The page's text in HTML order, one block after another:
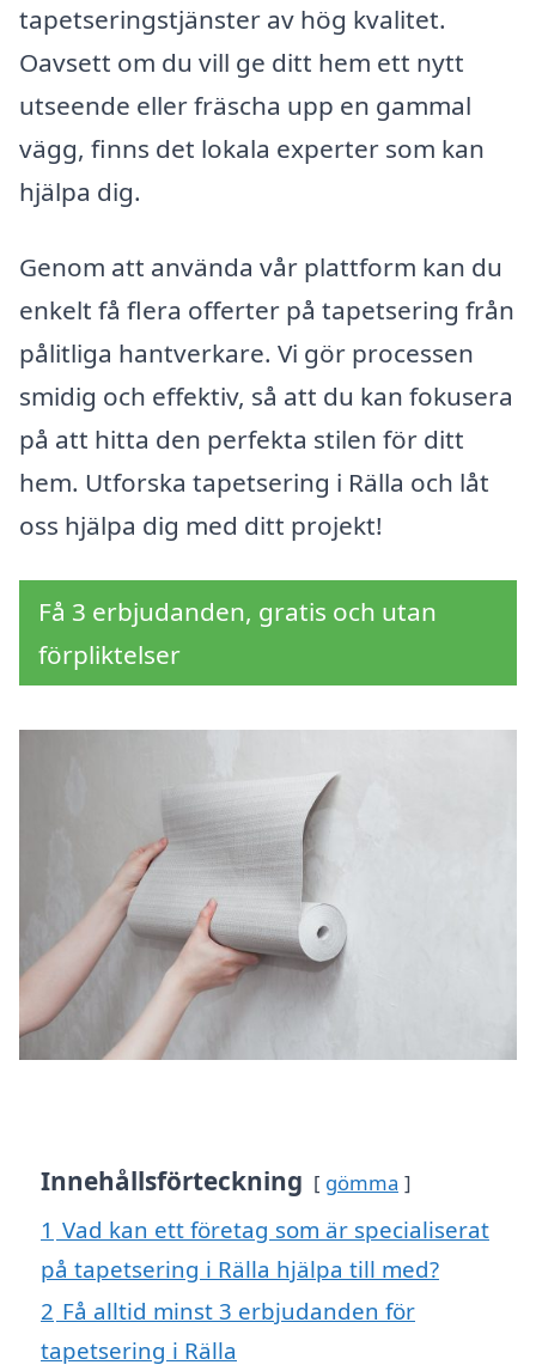
tapetseringstjänster av hög kvalitet.
Oavsett om du vill ge ditt hem ett nytt
utseende eller fräscha upp en gammal
vägg, finns det lokala experter som kan
hjälpa dig.
Genom att använda vår plattform kan du
enkelt få flera offerter på tapetsering från
pålitliga hantverkare. Vi gör processen
smidig och effektiv, så att du kan fokusera
på att hitta den perfekta stilen för ditt
hem. Utforska tapetsering i Rälla och låt
oss hjälpa dig med ditt projekt!
Få 3 erbjudanden, gratis och utan
förpliktelser
Innehållsförteckning gömma
1 Vad kan ett företag som är specialiserat
på tapetsering i Rälla hjälpa till med?
2 Få alltid minst 3 erbjudanden för
tapetsering i Rälla